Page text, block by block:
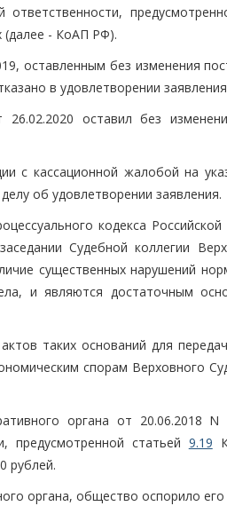
(далее - КоАП РФ).
оставленным без изменения
в удовлетворении
оставил без
с кассационной жалобой на
об удовлетворении заявления.
кодекса
Судебной коллегии
существенных нарушений
и являются достаточным
таких оснований для
спорам Верховного
органа от 20.06.2018 N
предусмотренной статьей 9.19
рублей.
органа, общество оспорило